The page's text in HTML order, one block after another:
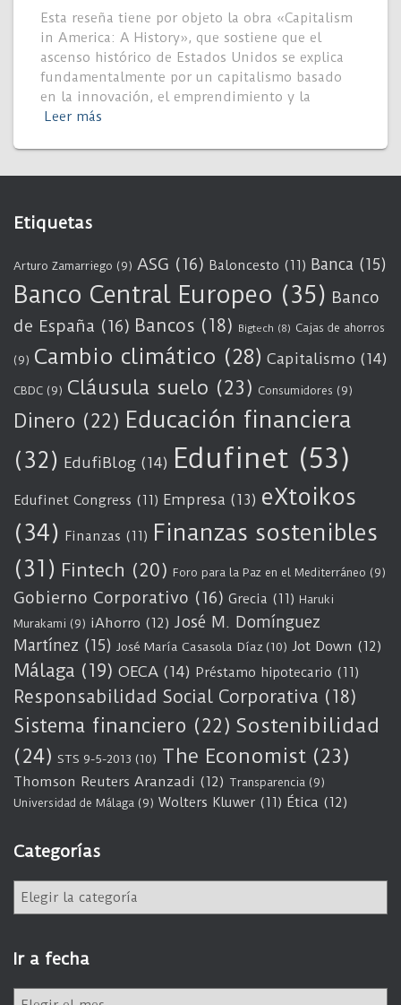
Esta reseña tiene por objeto la obra «Capitalism
in America: A History», que sostiene que el
ascenso histórico de Estados Unidos se explica
fundamentalmente por un capitalismo basado
en la innovación, el emprendimiento y la
Leer más
Etiquetas
Arturo Zamarriego (9) ASG (16) Baloncesto (11) Banca (15)
Banco Central Europeo (35) Banco
de España (16) Bancos (18) Bigtech (8) Cajas de ahorros
(9) Cambio climático (28) Capitalismo (14)
CBDC (9) Cláusula suelo (23) Consumidores (9)
Dinero (22) Educación financiera
(32) EdufiBlog (14) Edufinet (53)
Edufinet Congress (11) Empresa (13) eXtoikos
(34) Finanzas (11) Finanzas sostenibles
(31) Fintech (20) Foro para la Paz en el Mediterráneo (9)
Gobierno Corporativo (16) Grecia (11) Haruki
Murakami (9) iAhorro (12) José M. Domínguez
Martínez (15) José María Casasola Díaz(10) Jot Down (12)
Málaga (19) OECA (14) Préstamo hipotecario (11)
Responsabilidad Social Corporativa (18)
Sistema financiero (22) Sostenibilidad
(24) STS 9-5-2013 (10) The Economist (23)
Thomson Reuters Aranzadi (12) Transparencia (9)
Universidad de Málaga (9) Wolters Kluwer (11) Ética (12)
Categorías
e
g
o
Ir a fecha